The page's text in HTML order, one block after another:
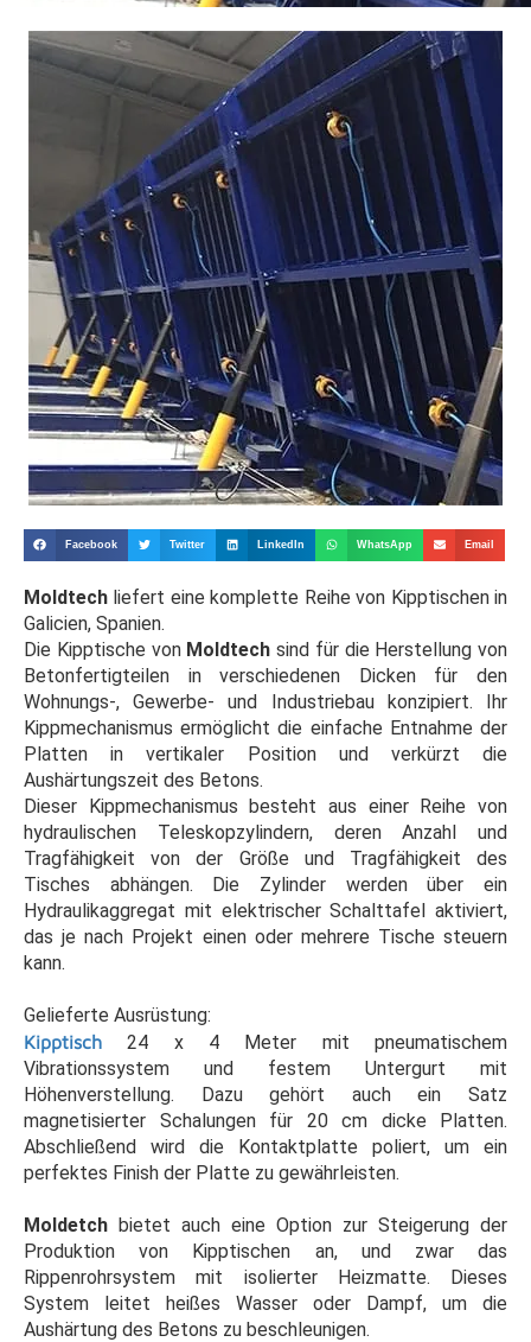
Facebook Twitter LinkedIn WhatsApp Email
Moldtech liefert eine komplette Reihe von Kipptischen in
Galicien, Spanien.
Die Kipptische von Moldtech sind für die Herstellung von
Betonfertigteilen in verschiedenen Dicken für den
Wohnungs-, Gewerbe- und Industriebau konzipiert. Ihr
Kippmechanismus ermöglicht die einfache Entnahme der
Platten in vertikaler Position und verkürzt die
Aushärtungszeit des Betons.
Dieser Kippmechanismus besteht aus einer Reihe von
hydraulischen Teleskopzylindern, deren Anzahl und
Tragfähigkeit von der Größe und Tragfähigkeit des
Tisches abhängen. Die Zylinder werden über ein
Hydraulikaggregat mit elektrischer Schalttafel aktiviert,
das je nach Projekt einen oder mehrere Tische steuern
kann.
Gelieferte Ausrüstung:
Kipptisch 24 x 4 Meter mit pneumatischem
Vibrationssystem und festem Untergurt mit
Höhenverstellung. Dazu gehört auch ein Satz
magnetisierter Schalungen für 20 cm dicke Platten.
Abschließend wird die Kontaktplatte poliert, um ein
perfektes Finish der Platte zu gewährleisten.
Moldetch bietet auch eine Option zur Steigerung der
Produktion von Kipptischen an, und zwar das
Rippenrohrsystem mit isolierter Heizmatte. Dieses
System leitet heißes Wasser oder Dampf, um die
Aushärtung des Betons zu beschleunigen.